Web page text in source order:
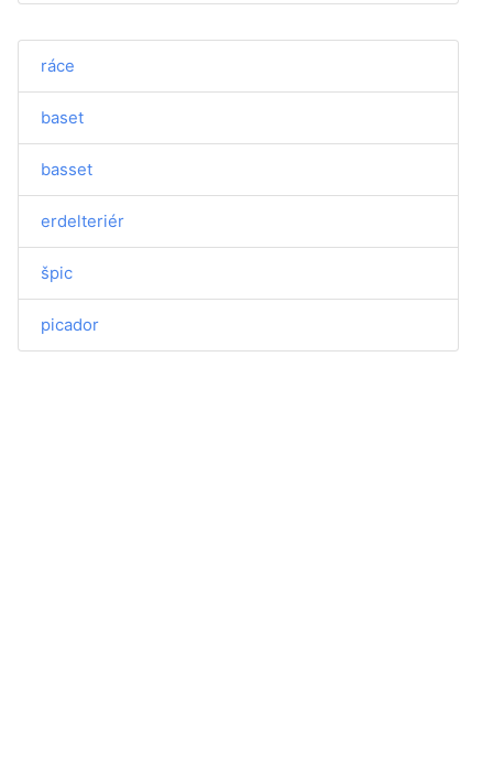
ráce
baset
basset
erdelteriér
špic
picador